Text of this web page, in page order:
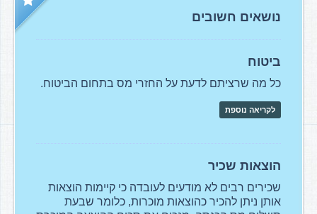
נושאים חשובים
ביטוח
כל מה שרציתם לדעת על החזרי מס בתחום הביטוח.
לקריאה נוספת
הוצאות שכיר
שכירים רבים לא מודעים לעובדה כי קיימות הוצאות
אותן ניתן להכיר כהוצאות מוכרות, כלומר שבעת